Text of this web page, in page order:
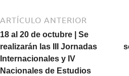
ARTÍCULO ANTERIOR
18 al 20 de octubre | Se
realizarán las III Jornadas
Internacionales y IV
Nacionales de Estudios